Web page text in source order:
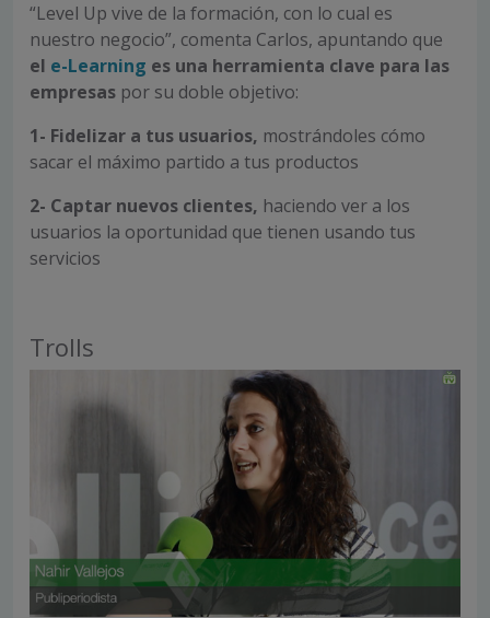
“Level Up vive de la formación, con lo cual es
nuestro negocio”, comenta Carlos, apuntando que
el e-Learning es una herramienta clave para las
empresas por su doble objetivo:
1- Fidelizar a tus usuarios, mostrándoles cómo
sacar el máximo partido a tus productos
2- Captar nuevos clientes, haciendo ver a los
usuarios la oportunidad que tienen usando tus
servicios
Trolls